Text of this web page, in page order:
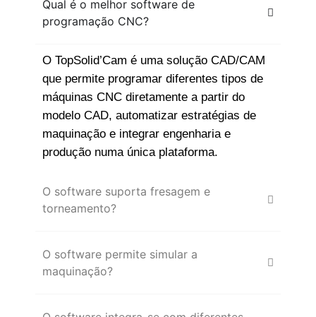
Qual é o melhor software de
programação CNC?
O TopSolid’Cam é uma solução CAD/CAM
que permite programar diferentes tipos de
máquinas CNC diretamente a partir do
modelo CAD, automatizar estratégias de
maquinação e integrar engenharia e
produção numa única plataforma.
O software suporta fresagem e
torneamento?
O software permite simular a
maquinação?